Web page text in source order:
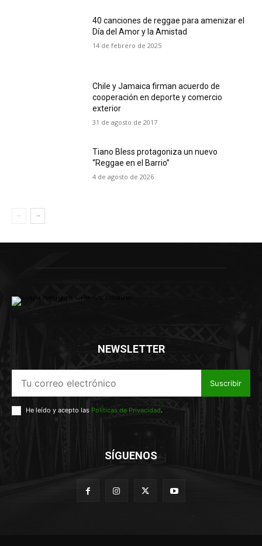
40 canciones de reggae para amenizar el
Día del Amor y la Amistad
14 de febrero de 2025
Chile y Jamaica firman acuerdo de
cooperación en deporte y comercio
exterior
31 de agosto de 2017
Tiano Bless protagoniza un nuevo
“Reggae en el Barrio”
4 de agosto de 2026
NEWSLETTER
Suscribir
He leído y acepto las Políticas de Privacidad.
SÍGUENOS